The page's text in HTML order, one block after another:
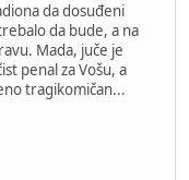
da dosuđeni
da bude, a na
Mada, juče je
penal za Vošu, a
tragikomičan...